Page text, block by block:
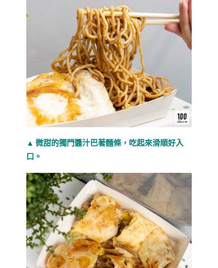
▲ 微甜的獨門醬汁巴著麵條，吃起來滑順好入
口。